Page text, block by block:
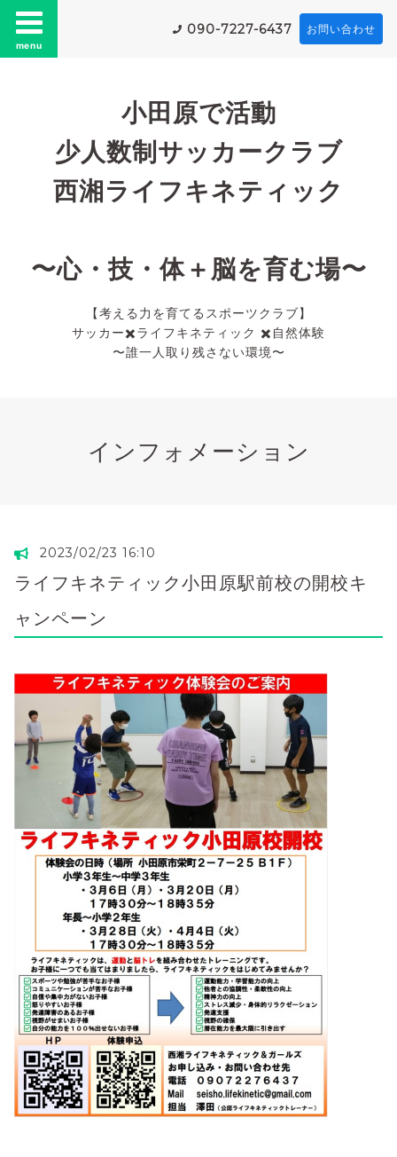
menu
090-7227-6437 お問い合わせ
小田原で活動
少人数制サッカークラブ
西湘ライフキネティック
〜心・技・体＋脳を育む場〜
【考える力を育てるスポーツクラブ】
サッカー✖️ライフキネティック ✖️自然体験
〜誰一人取り残さない環境〜
インフォメーション
2023/02/23 16:10
ライフキネティック小田原駅前校の開校キ
ャンペーン